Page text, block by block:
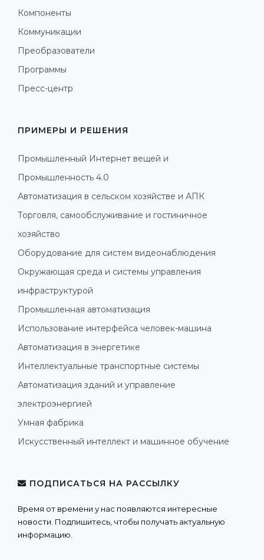
Компоненты
Коммуникации
Преобразователи
Программы
Пресс-центр
ПРИМЕРЫ И РЕШЕНИЯ
Промышленный Интернет вещей и
Промышленность 4.0
Автоматизация в сельском хозяйстве и АПК
Торговля, самообслуживание и гостиничное
хозяйство
Оборудование для систем видеонаблюдения
Окружающая среда и системы управления
инфраструктурой
Промышленная автоматизация
Использование интерфейса человек-машина
Автоматизация в энергетике
Интеллектуальные транспортные системы
Автоматизация зданий и управление
электроэнергией
Умная фабрика
Искусственный интеллект и машинное обучение
ПОДПИСАТЬСЯ НА РАССЫЛКУ
Время от времени у нас появляются интересные
новости. Подпишитесь, чтобы получать актуальную
информацию.